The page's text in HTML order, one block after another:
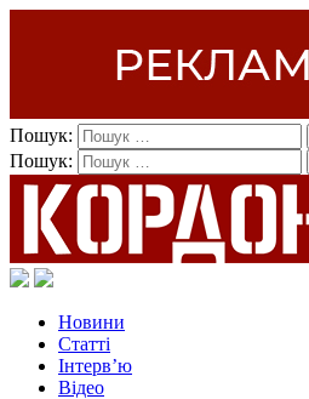
Пошук:
Пошук:
Новини
Статті
Інтерв’ю
Відео